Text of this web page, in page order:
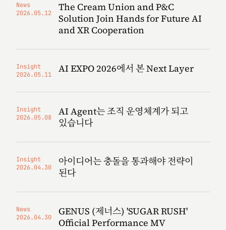
News
2026.05.12
The Cream Union and P&C
Solution Join Hands for Future AI
and XR Cooperation
Insight
2026.05.11
AI EXPO 2026에서 본 Next Layer
Insight
2026.05.08
AI Agent는 조직 운영체계가 되고
있습니다
Insight
2026.04.30
아이디어는 충돌을 통과해야 전략이
된다
News
2026.04.30
GENUS (제너스) 'SUGAR RUSH'
Official Performance MV